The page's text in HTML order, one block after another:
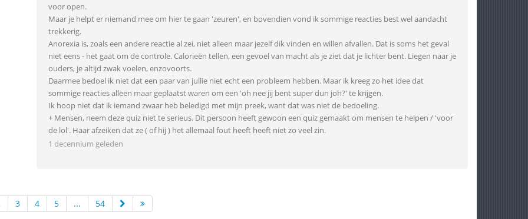
voor open.
Maar je helpt er niemand mee om hier te gaan 'zeuren', en bovendien vond ik sommige reacties best wel aandacht
trekkerig.
Anorexia is, zoals een andere reactie al zei, niet alleen maar jezelf dik vinden en willen afvallen. Dat is soms het geval
niet eens - het gaat om de controle. Calorieën tellen, een gevoel van macht als je ziet dat je lichter bent. Liegen naar je
ouders, je altijd zwak voelen, enzovoorts.
Daarmee bedoel ik niet dat een paar van jullie niet echt een probleem hebben. Maar ik kreeg zo het idee dat
sommige reacties alleen maar geplaatst waren om een 'oh nee jij bent super dun joh?' te krijgen.
Ik hoop niet dat ik iemand zwaar heb beledigd met mijn preek, want dat was niet de bedoeling.
+ Mensen, neem deze quiz niet te serieus. Dit persoon heeft gewoon een quiz gemaakt om mensen te helpen / 'voor
de lol'. Haar afzeiken dat ze ( of hij ) het allemaal fout heeft heeft niet zo veel zin.
1 decennium geleden
3 4 5 ... 54